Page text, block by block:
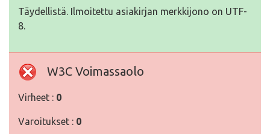
Täydellistä. Ilmoitettu asiakirjan merkkijono on UTF-
8.
W3C Voimassaolo
Virheet : 0
Varoitukset : 0